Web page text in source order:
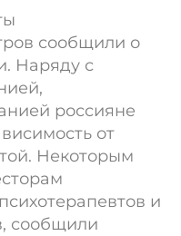
сообщили о
Наряду с
россияне
от
Некоторым
и
сообщили